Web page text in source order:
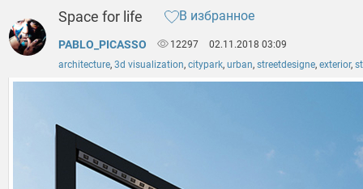
Space for life В избранное
PABLO_PICASSO 12297
02.11.2018 03:09
architecture, 3d visualization, citypark, urban, streetdesigne, exterior,